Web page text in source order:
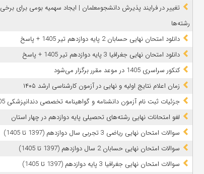
تغییر در فرایند پذیرش دانشجومعلمان | ایجاد سهمیه بومی برای برخی
رشته‌ها
دانلود امتحان نهایی حسابان 2 پایه دوازدهم تیر 1405 + پاسخ
دانلود امتحان نهایی جغرافیا 3 پایه دوازدهم تیر 1405 + پاسخ
کنکور سراسری 1405 در موعد مقرر برگزار می‌شود
زمان اعلام نتایج اولیه و نهایی در آزمون کارشناسی ارشد ۱۴۰۵
جزئیات ثبت نام آزمون دانشنامه و گواهینامه تخصصی دندانپزشکی 1405
لغو امتحانات نهایی رشته‌های تحصیلی پایه دوازدهم در چهار استان
سوالات امتحان نهایی ریاضی 3 تجربی سال دوازدهم (1397 تا 1405)
سوالات امتحان نهایی حسابان 2 سال دوازدهم (1397 تا 1405)
سوالات امتحان نهایی جغرافیا 3 پایه دوازدهم (1397 تا 1405)